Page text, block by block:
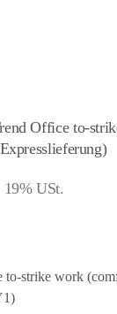
Office to-
19% USt.